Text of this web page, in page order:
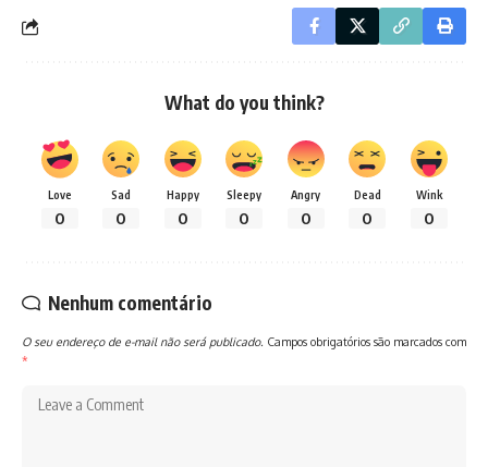
What do you think?
Love
0
Sad
0
Happy
0
Sleepy
0
Angry
0
Dead
0
Wink
0
Nenhum comentário
O seu endereço de e-mail não será publicado. Campos obrigatórios são marcados com
*